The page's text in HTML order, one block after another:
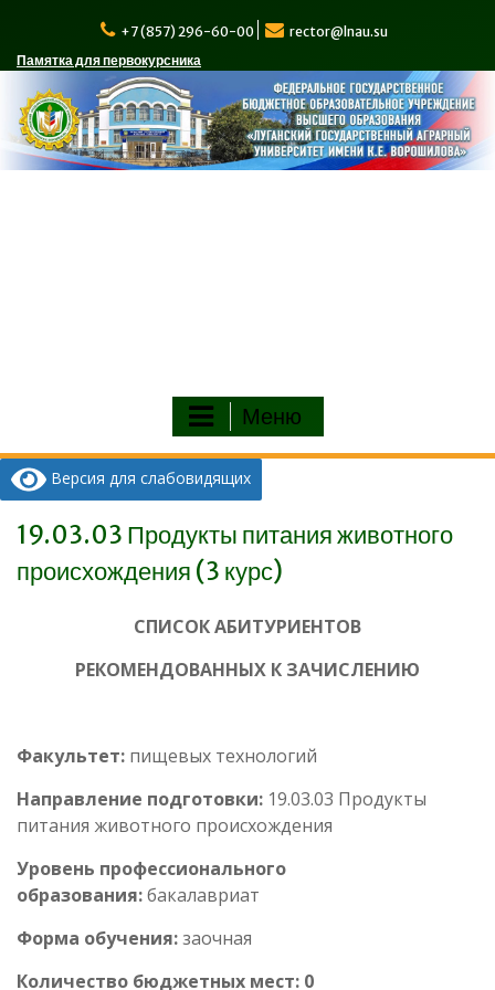
содержимому
+7 (857) 296-60-00
rector@lnau.su
Памятка для первокурсника
Меню
Версия для слабовидящих
19.03.03 Продукты питания животного
происхождения (3 курс)
СПИСОК АБИТУРИЕНТОВ
РЕКОМЕНДОВАННЫХ К ЗАЧИСЛЕНИЮ
Факультет: пищевых технологий
Направление подготовки: 19.03.03 Продукты
питания животного происхождения
Уровень профессионального
образования:бакалавриат
Форма обучения:заочная
Количество бюджетных мест: 0